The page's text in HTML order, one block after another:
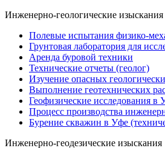
Инженерно-геологические изыскания
Полевые испытания физико-
Грунтовая лаборатория для
Аренда буровой техники
Технические отчеты (геолог)
Изучение опасных
Выполнение геотехнических
Геофизические исследования в
Процесс производства
Бурение скважин в Уфе
Инженерно-геодезические изыскания